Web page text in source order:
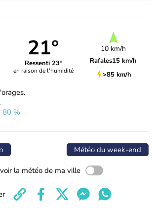
21°
Ressenti 23°
en raison de l'humidité
10 km/h
Rafales15 km/h
>85 km/h
80 %
Météo du week-end
la météo de ma ville